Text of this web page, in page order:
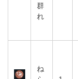
群
れ
ね